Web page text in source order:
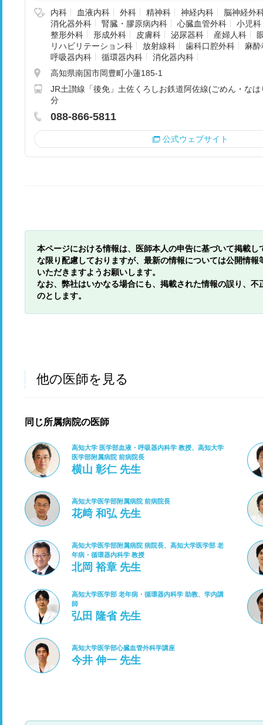
内科 血液内科 外科 精神科 神経内科
脳神経外
消化器外科
腎臓・膠原病内科 心臓血管外科
小児科
整形外科
形成外科 皮膚科 泌尿器科 産婦人科
リハビリテーション科
放射線科 歯科口腔外科
麻酔
呼吸器内科
循環器内科
消化器内科
高知県南国市岡豊町小蓮185-1
JR土讃線「後免」土佐くろしお鉄道阿佐線(ごめん・な
分
088-866-5811
公式ウェブサイト
本ページにおける情報は、医師本人の申告に基づいて掲載
な限り配慮しておりますが、最新の情報については公開情
いただきますようお願いします。
なお、弊社はいかなる場合にも、掲載された情報の誤り、
のとします。
他の医師を見る
同じ所属病院の医師
高知大学 医学部血液・呼吸器内科学 教授、高知大学
医学部附属病院 前病院長
横山 彰仁 先生
高知大学医学部附属病院 前病院長
花﨑 和弘 先生
高知大学医学部附属病院 病院長、高知大学医学部 老
年病・循環器内科学 教授
北岡 裕章 先生
高知大学医学部 老年病・循環器内科学 助教、学内講
師
弘田 隆省 先生
高知大学医学部心臓血管外科学講座
今井 伸一 先生